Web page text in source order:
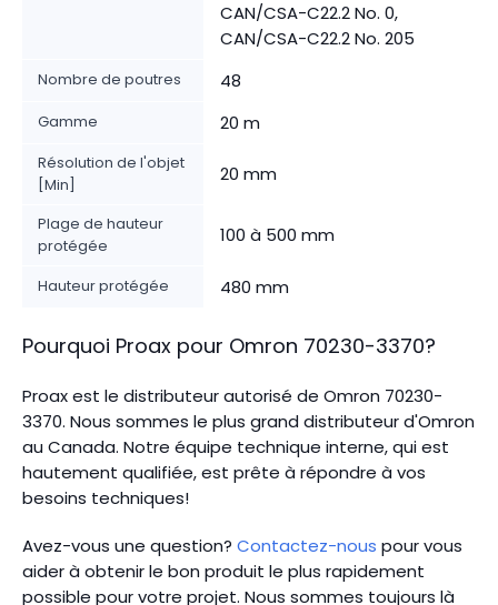
CAN/CSA-C22.2 No. 0,
CAN/CSA-C22.2 No. 205
Nombre de poutres 48
Gamme 20 m
Résolution de l'objet
[Min]
20 mm
Plage de hauteur
protégée
100 à 500 mm
Hauteur protégée 480 mm
Pourquoi Proax pour Omron 70230-3370?
Proax est le distributeur autorisé de Omron 70230-
3370. Nous sommes le plus grand distributeur d'Omron
au Canada. Notre équipe technique interne, qui est
hautement qualifiée, est prête à répondre à vos
besoins techniques!
Avez-vous une question? Contactez-nous pour vous
aider à obtenir le bon produit le plus rapidement
possible pour votre projet. Nous sommes toujours là